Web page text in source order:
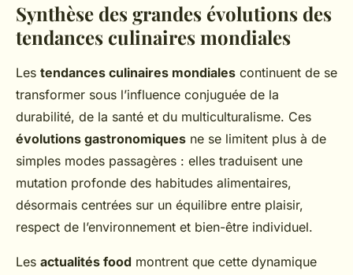
Synthèse des grandes évolutions des
tendances culinaires mondiales
Les tendances culinaires mondiales continuent de se
transformer sous l’influence conjuguée de la
durabilité, de la santé et du multiculturalisme. Ces
évolutions gastronomiques ne se limitent plus à de
simples modes passagères : elles traduisent une
mutation profonde des habitudes alimentaires,
désormais centrées sur un équilibre entre plaisir,
respect de l’environnement et bien-être individuel.
Les actualités food montrent que cette dynamique